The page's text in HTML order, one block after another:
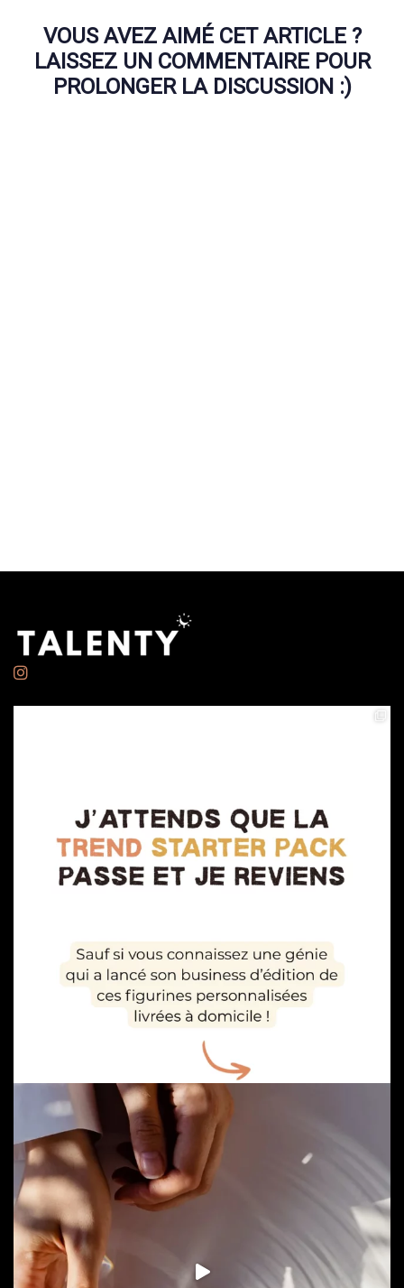
VOUS AVEZ AIMÉ CET ARTICLE ?
LAISSEZ UN COMMENTAIRE POUR
PROLONGER LA DISCUSSION :)